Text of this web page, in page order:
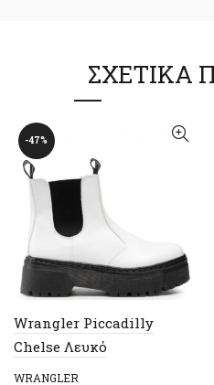
ΣΧΕΤΙΚΆ
-47%
Wrangler Piccadilly
Chelse Λευκό
WRANGLER